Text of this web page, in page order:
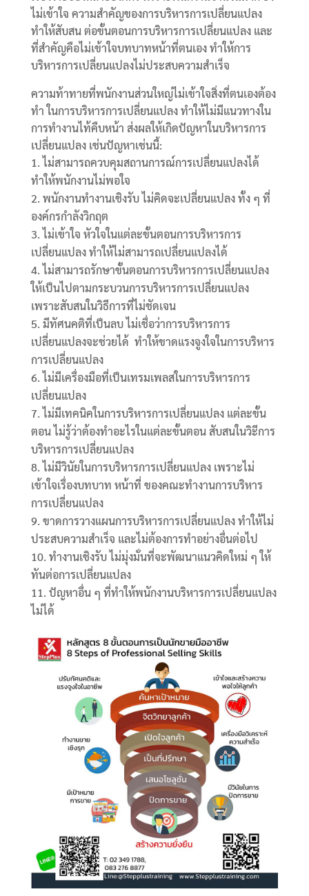
ไม่เข้าใจ ความสำคัญของการบริหารการเปลี่ยนแปลง
ทำให้สับสน ต่อขั้นตอนการบริหารการเปลี่ยนแปลง และ
ที่สำคัญคือไม่เข้าใจบทบาทหน้าที่ตนเอง ทำให้การ
บริหารการเปลี่ยนแปลงไม่ประสบความสำเร็จ
ความท้าทายที่พนักงานส่วนใหญ่ไม่เข้าใจสิ่งที่ตนเองต้อง
ทำ ในการบริหารการเปลี่ยนแปลง ทำให้ไม่มีแนวทางใน
การทำงานไท้คืบหน้า ส่งผลให้เกิดปัญหาในบริหารการ
เปลี่ยนแปลง เช่นปัญหาเช่นนี้:
ไม่สามารถควบคุมสถานการณ์การเปลี่ยนแปลงได้
ทำให้พนักงานไม่พอใจ
พนักงานทำงานเชิงรับ ไม่คิดจะเปลี่ยนแปลง ทั้ง ๆ ที่
องค์กรกำลังวิกฤต
ไม่เข้าใจ หัวใจในแต่ละขั้นตอนการบริหารการ
เปลี่ยนแปลง ทำให้ไม่สามารถเปลี่ยนแปลงได้
ไม่สามารถรักษาขั้นตอนการบริหารการเปลี่ยนแปลง
ให้เป็นไปตามกระบวนการบริหารการเปลี่ยนแปลง
เพราะสับสนในวิธีการที่ไม่ชัดเจน
มีทัศนคติที่เป็นลบ ไม่เชื่อว่าการบริหารการ
เปลี่ยนแปลงจะช่วยได้ ทำให้ขาดแรงจูงใจในการบริหาร
การเปลี่ยนแปลง
ไม่มีเครื่องมือที่เป็นเทรมเพลสในการบริหารการ
เปลี่ยนแปลง
ไม่มีเทคนิคในการบริหารการเปลี่ยนแปลง แต่ละขั้น
ตอน ไม่รู้ว่าต้องทำอะไรในแต่ละขั้นตอน สับสนในวิะีการ
บริหารการเปลี่ยนแปลง
ไม่มีวินัยในการบริหารการเปลี่ยนแปลง เพราะไม่
เข้าใจเรื่องบทบาท หน้าที่ ของคณะทำงานการบริหาร
การเปลี่ยนแปลง
ขาดการวางแผนการบริหารการเปลี่ยนแปลง ทำให้ไม่
ประสบความสำเร็จ และไม่ต้องการทำอย่างอื่นต่อไป
ทำงานเชิงรับ ไม่มุ่งมั่นที่จะพัฒนาแนวคิดใหม่ ๆ ให้
ทันต่อการเปลี่ยนแปลง
ปัญหาอื่น ๆ ที่ทำให้พนักงานบริหารการเปลี่ยนแปลง
ไม่ได้